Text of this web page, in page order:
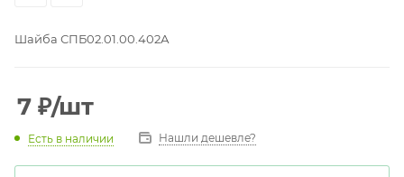
Шайба СПБ02.01.00.402А
7 ₽/шт
Есть в наличии Нашли дешевле?